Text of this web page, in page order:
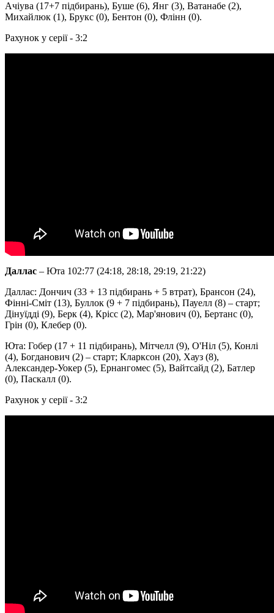
Ачіува (17+7 підбирань), Буше (6), Янг (3), Ватанабе (2),
Михайлюк (1), Брукс (0), Бентон (0), Флінн (0).
Рахунок у серії - 3:2
Даллас – Юта 102:77 (24:18, 28:18, 29:19, 21:22)
Даллас: Дончич (33 + 13 підбирань + 5 втрат), Брансон (24),
Фінні-Сміт (13), Буллок (9 + 7 підбирань), Пауелл (8) – старт;
Дінуїдді (9), Берк (4), Крісс (2), Мар'янович (0), Бертанс (0),
Грін (0), Клебер (0).
Юта: Гобер (17 + 11 підбирань), Мітчелл (9), О'Ніл (5), Конлі
(4), Богданович (2) – старт; Кларксон (20), Хауз (8),
Александер-Уокер (5), Ернангомес (5), Вайтсайд (2), Батлер
(0), Паскалл (0).
Рахунок у серії - 3:2